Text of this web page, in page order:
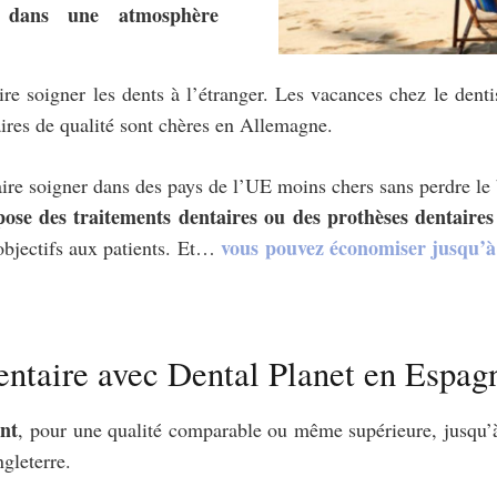
une atmosphère
soigner les dents à l’étranger. Les vacances chez le
de qualité sont chères en Allemagne.
soigner dans des pays de l’UE moins chers sans perdre le
des traitements dentaires ou des prothèses
aux patients. Et…vous pouvez économiser
avec Dental Planet en
, pour une qualité comparable ou même supérieure,